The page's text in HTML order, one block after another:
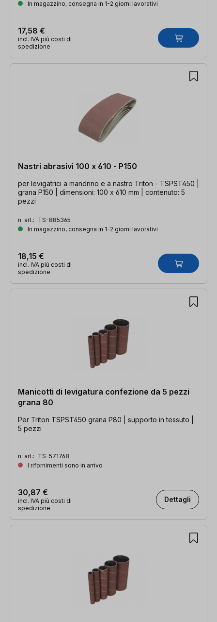
In magazzino, consegna in 1-2 giorni lavorativi
17,58 €
incl. IVA più costi di
spedizione
Nastri abrasivi 100 x 610 - P150
per levigatrici a mandrino e a nastro Triton - TSPST450 |
grana P150 | dimensioni: 100 x 610 mm | contenuto: 5
pezzi
n. art.: TS-885365
In magazzino, consegna in 1-2 giorni lavorativi
18,15 €
incl. IVA più costi di
spedizione
Manicotti di levigatura confezione da 5 pezzi
grana 80
Per Triton TSPST450 grana P80 | supporto in tessuto |
5 pezzi
n. art.: TS-571768
I rifornimenti sono in arrivo
30,87 €
incl. IVA più costi di
spedizione
Dettagli